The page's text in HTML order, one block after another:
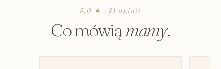
5,0 ★ · 81 opinii
Co mówiąmamy.